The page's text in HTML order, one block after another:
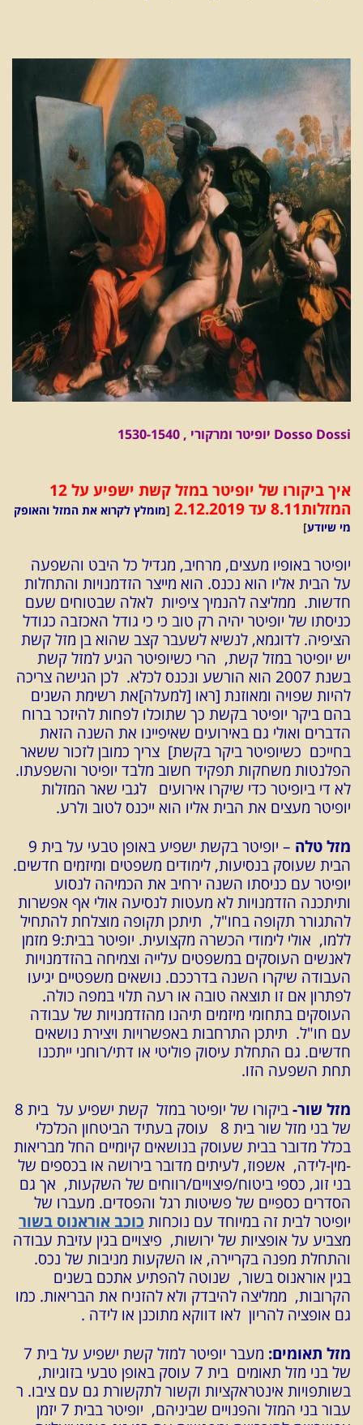
Dosso Dossi יופיטר ומרקורי , 1530-1540
איך ביקורו של יופיטר במזל קשת ישפיע על 12
המזלות8.11 עד 2.12.2019 [מומלץ לקרוא את המזל והאופק
מי שיודע]
יופיטר באופיו מעצים, מרחיב, מגדיל כל היבט והשפעה
על הבית אליו הוא נכנס. הוא מייצר הזדמנויות והתחלות
חדשות. ממליצה להנמיך ציפיות לאלה שבטוחים שעם
כניסתו של יופיטר יהיה רק טוב כי כי גודל האכזבה כגודל
הציפיה. לדוגמא, לנשיא לשעבר קצב שהוא בן מזל קשת
יש יופיטר במזל קשת, הרי כשיופיטר הגיע למזל קשת
בשנת 2007 הוא הורשע ונכנס לכלא. לכן הגישה צריכה
להיות שפויה ומאוזנת [ראו [למעלה]את רשימת השנים
בהם ביקר יופיטר בקשת כך שתוכלו לפחות להיזכר ברוח
הדברים ואולי גם באירועים שאיפיינו את השנה הזאת
בחייכם כשיופיטר ביקר בקשת] צריך כמובן לזכור ששאר
הפלנטות משחקות תפקיד חשוב מלבד יופיטר והשפעתו.
לא די ביופיטר כדי שיקרו אירועים לגבי שאר המזלות
יופיטר מעצים את הבית אליו הוא ייכנס לטוב ולרע.
מזל טלה
– יופיטר בקשת ישפיע באופן טבעי על בית 9
הבית שעוסק בנסיעות, לימודים משפטים ומיזמים חדשים.
יופיטר עם כניסתו השנה ירחיב את הכמיהה לנסוע
ותיתכנה הזדמנויות לא מעטות לנסיעה אולי אף אפשרות
להתגורר תקופה בחו"ל, תיתכן תקופה מוצלחת להתחיל
ללמו, אולי לימודי הכשרה מקצועית. יופיטר בבית:9 מזמן
לאנשים העוסקים במשפטים עלייה וצמיחה בהזדמנויות
העבודה שיקרו השנה בדרככם. נושאים משפטיים יגיעו
לפתרון אם זו תוצאה טובה או רעה תלוי במפה כולה.
העוסקים בתחומי מיזמים תיהנו מהזדמנויות של עבודה
עם חו"ל. תיתכן התרחבות באפשרויות ויצירת נושאים
חדשים. גם התחלת עיסוק פוליטי או דתי/רוחני ייתכנו
תחת השפעה הזו.
מזל שור-
ביקורו של יופיטר במזל קשת ישפיע על בית 8
של בני מזל שור בית 8 עוסק בעתיד הביטחון הכלכלי
בכלל מדובר בבית שעוסק בנושאים קיומיים החל מבריאות
-מין-לידה, אשפוז, לעיתים מדובר בירושה או בכספים של
בני זוג, כספי ביטוח/פיצויים/רווחים של השקעות, אך גם
הסדרים כספיים של פשיטות רגל והפסדים. מעברו של
יופיטר לבית זה במיוחד עם נוכחות כוכב אוראנוס בשור
מצביע על אופציות של ירושות, פיצויים בגין עזיבת עבודה
והתחלת מפנה בקריירה, או השקעות מניבות של נכס.
בגין אוראנוס בשור, שנוטה להפתיע אתכם בשנים
הקרובות, ממליצה להיבדק ולא להזניח את הבריאות. כמו
גם אופציה להריון לאו דווקא מתוכנן או לידה .
מזל תאומים:
מעבר יופיטר למזל קשת ישפיע על בית 7
של בני מזל תאומים בית 7 עוסק באופן טבעי בזוגיות,
בשותפויות אינטראקציות וקשור לתקשורת גם עם ציבו. ר
עבור בני המזל והפנויים שביניהם, יופיטר בבית 7 יזמן